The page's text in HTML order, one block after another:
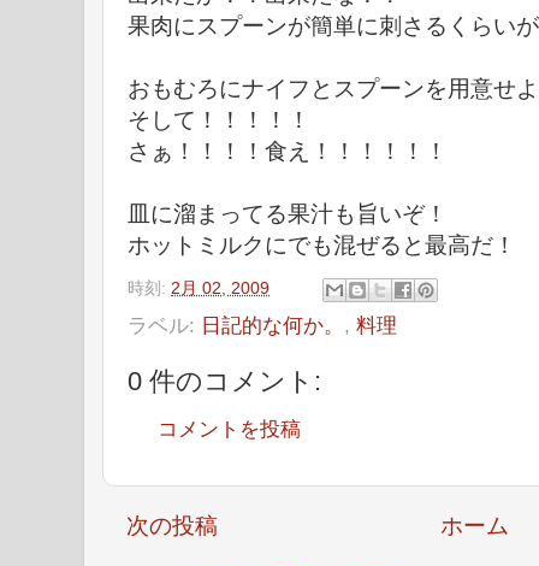
果肉にスプーンが簡単に刺さるくらい
おもむろにナイフとスプーンを用意せ
そして！！！！！
さぁ！！！！食え！！！！！！
皿に溜まってる果汁も旨いぞ！
ホットミルクにでも混ぜると最高だ！
時刻: 2月 02, 2009
ラベル: 日記的な何か。 , 料理
0 件のコメント:
コメントを投稿
次の投稿 ホーム